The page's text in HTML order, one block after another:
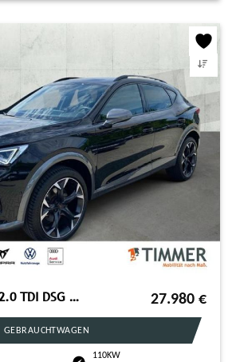
CUPRA Formentor 2.0 TDI DSG 4DRIVE +360° +LED +ACC +NA 27.980 €
GEBRAUCHTWAGEN
110KW